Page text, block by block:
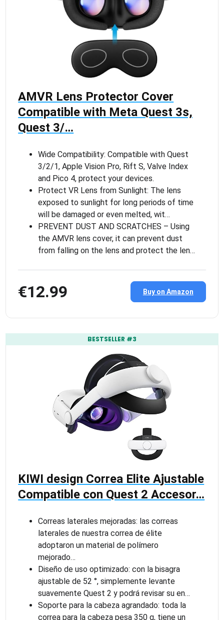
AMVR Lens Protector Cover
Compatible with Meta Quest 3s,
Quest 3/…
Wide Compatibility: Compatible with Quest
3/2/1, Apple Vision Pro, Rift S, Valve Index
and Pico 4, protect your devices.
Protect VR Lens from Sunlight: The lens
exposed to sunlight for long periods of time
will be damaged or even melted, wit…
PREVENT DUST AND SCRATCHES – Using
the AMVR lens cover, it can prevent dust
from falling on the lens and protect the len…
€12.99 Buy on Amazon
BESTSELLER #3
KIWI design Correa Elite Ajustable
Compatible con Quest 2 Accesor…
Correas laterales mejoradas: las correas
laterales de nuestra correa de élite
adoptaron un material de polímero
mejorado…
Diseño de uso optimizado: con la bisagra
ajustable de 52 °, simplemente levante
suavemente Quest 2 y podrá revisar su en…
Soporte para la cabeza agrandado: toda la
correa para la cabeza pesa 350 g, tiene un